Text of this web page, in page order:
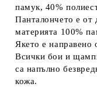
памук, 40%
Панталончето е от
материята 100%
Якето е направено
Всички бои и
са напълно
кожа.